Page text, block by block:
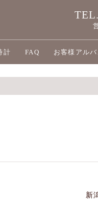
計 FAQ お客様アルバ
新